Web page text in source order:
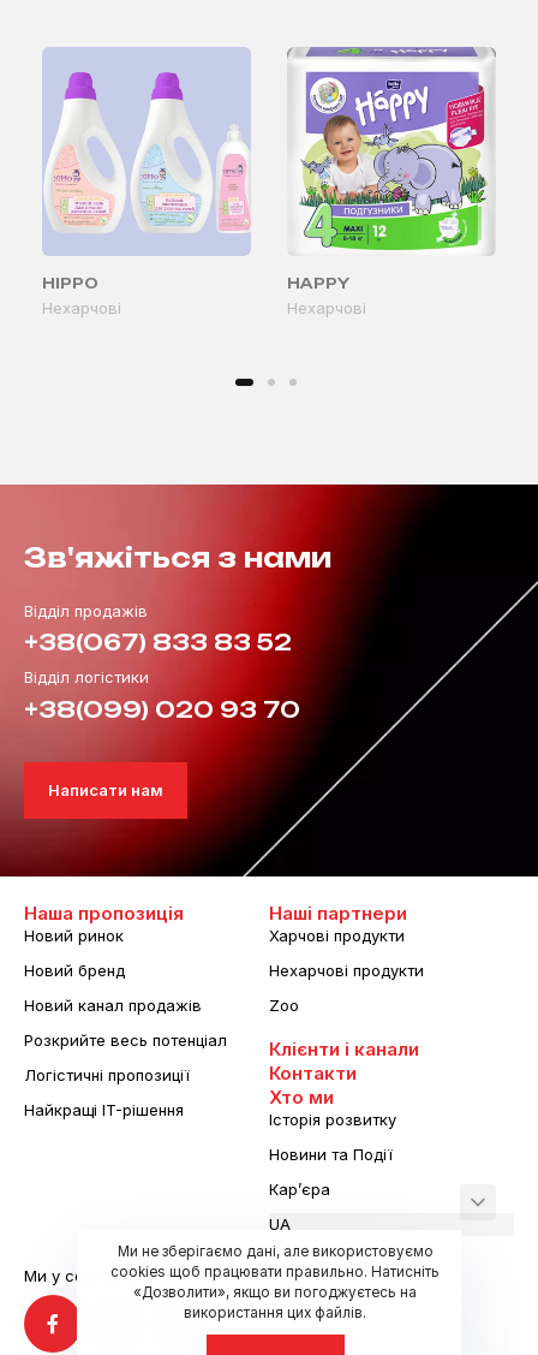
HIPPO
Нехарчові
HAPPY
Нехарчові
Зв'яжіться з нами
Відділ продажів
+38(067) 833 83 52
Відділ логістики
+38(099) 020 93 70
Написати нам
Наша пропозиція
Новий ринок
Новий бренд
Новий канал продажів
Розкрийте весь потенціал
Логістичні пропозиції
Найкращі IT-рішення
Наші партнери
Харчові продукти
Нехарчові продукти
Zoo
Клієнти і канали
Контакти
Хто ми
Історія розвитку
Новини та Події
Кар’єра
UA
Ми у соцмережах
Ми не зберігаємо дані, але використовуємо
cookies щоб працювати правильно. Натисніть
«Дозволити», якщо ви погоджуєтесь на
використання цих файлів.